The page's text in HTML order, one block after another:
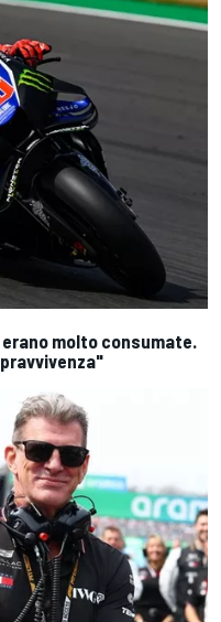
erano molto consumate.